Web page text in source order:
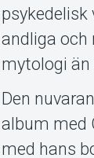
psykedelisk
andliga
mytologi
Den
album med
med hans